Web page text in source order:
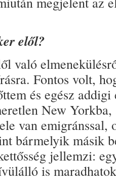
elől?
való
Fontos volt,
és egész addigi
New
van emigránssal,
bármelyik másik
jellemzi:
is